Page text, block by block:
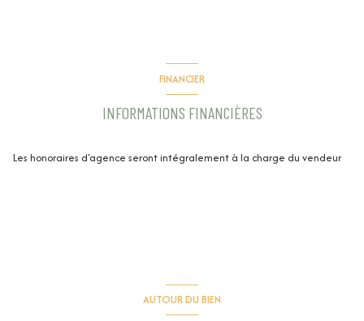
FINANCIER
INFORMATIONS FINANCIÈRES
Les honoraires d'agence seront intégralement à la charge du vendeur
AUTOUR DU BIEN